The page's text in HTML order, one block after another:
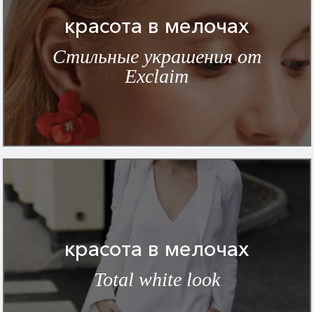
красота в мелочах
Стильные украшения от
Exclaim
красота в мелочах
Total white look